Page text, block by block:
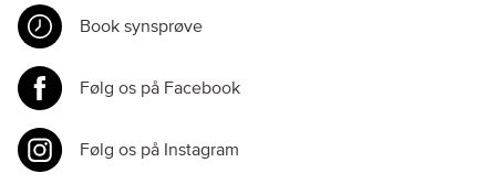
Book synsprøve
Følg os på Facebook
Følg os på Instagram